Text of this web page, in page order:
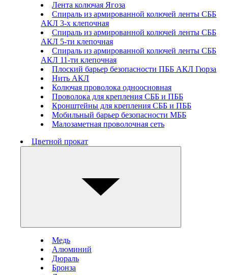
Лента колючая Ягоза
Спираль из армированной колючей ленты СББ
АКЛ 3-х клепочная
Спираль из армированной колючей ленты СББ
АКЛ 5-ти клепочная
Спираль из армированной колючей ленты СББ
АКЛ 11-ти клепочная
Плоский барьер безопасности ПББ АКЛ Гюрза
Нить АКЛ
Колючая проволока одноосновная
Проволока для крепления СББ и ПББ
Кронштейны для крепления СББ и ПББ
Мобильный барьер безопасности МББ
Малозаметная проволочная сеть
Цветной прокат
Медь
Алюминий
Дюраль
Бронза